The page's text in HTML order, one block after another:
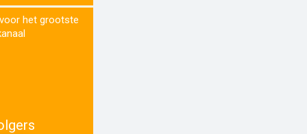
het grootste